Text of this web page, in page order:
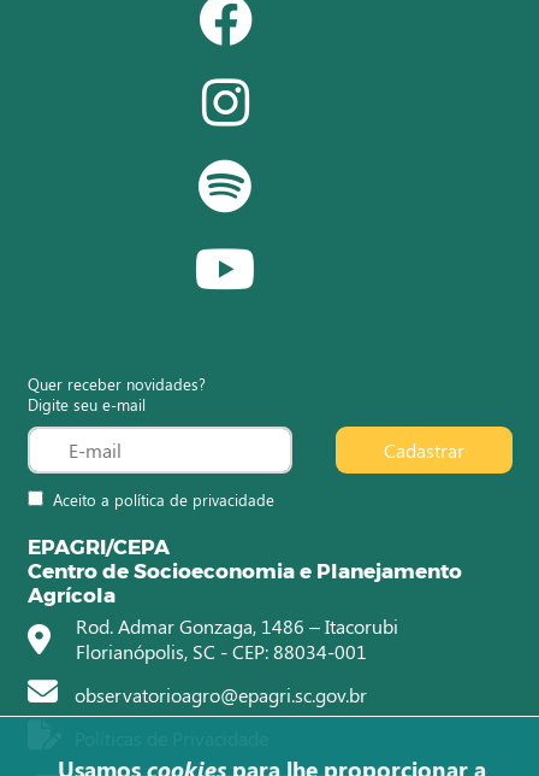
Quer receber novidades?
Digite seu e-mail
Aceito a política de privacidade
Cadastrar
EPAGRI/CEPA
Centro de Socioeconomia e Planejamento
Agrícola
Rod. Admar Gonzaga, 1486 – Itacorubi
Florianópolis, SC - CEP: 88034-001
observatorioagro@epagri.sc.gov.br
Usamos cookies para lhe proporcionar a